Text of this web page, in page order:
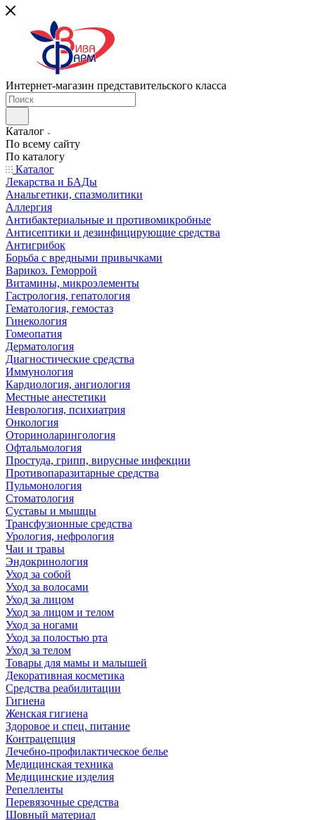
Интернет-магазин представительского класса
Каталог
По всему сайту
По каталогу
Каталог
Лекарства и БАДы
Анальгетики, спазмолитики
Аллергия
Антибактериальные и противомикробные
Антисептики и дезинфицирующие средства
Антигрибок
Борьба с вредными привычками
Варикоз. Геморрой
Витамины, микроэлементы
Гастрология, гепатология
Гематология, гемостаз
Гинекология
Гомеопатия
Дерматология
Диагностические средства
Иммунология
Кардиология, ангиология
Местные анестетики
Неврология, психиатрия
Онкология
Оториноларингология
Офтальмология
Простуда, грипп, вирусные инфекции
Противопаразитарные средства
Пульмонология
Стоматология
Суставы и мышцы
Трансфузионные средства
Урология, нефрология
Чаи и травы
Эндокринология
Уход за собой
Уход за волосами
Уход за лицом
Уход за лицом и телом
Уход за ногами
Уход за полостью рта
Уход за телом
Товары для мамы и малышей
Декоративная косметика
Средства реабилитации
Гигиена
Женская гигиена
Здоровое и спец. питание
Контрацепция
Лечебно-профилактическое белье
Медицинская техника
Медицинские изделия
Репелленты
Перевязочные средства
Шовный материал